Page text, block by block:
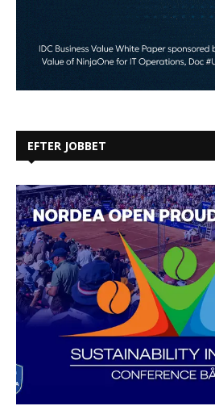
EFTER JOBBET